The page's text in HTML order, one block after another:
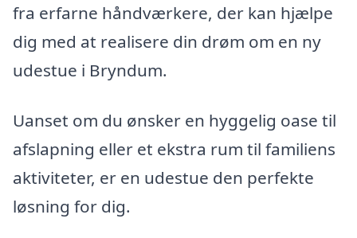
fra erfarne håndværkere, der kan hjælpe
dig med at realisere din drøm om en ny
udestue i Bryndum.
Uanset om du ønsker en hyggelig oase til
afslapning eller et ekstra rum til familiens
aktiviteter, er en udestue den perfekte
løsning for dig.